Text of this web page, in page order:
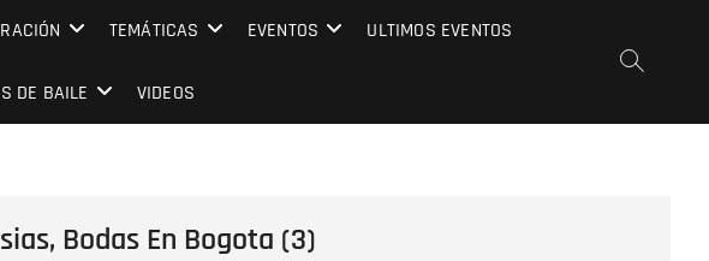
TEMÁTICAS EVENTOS ULTIMOS EVENTOS
DE BAILE VIDEOS
Bodas En Bogota (3)